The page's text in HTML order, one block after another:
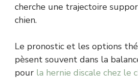
cherche une trajectoire
chien.
Le pronostic et les options
pèsent souvent dans la
pour la hernie discale chez le